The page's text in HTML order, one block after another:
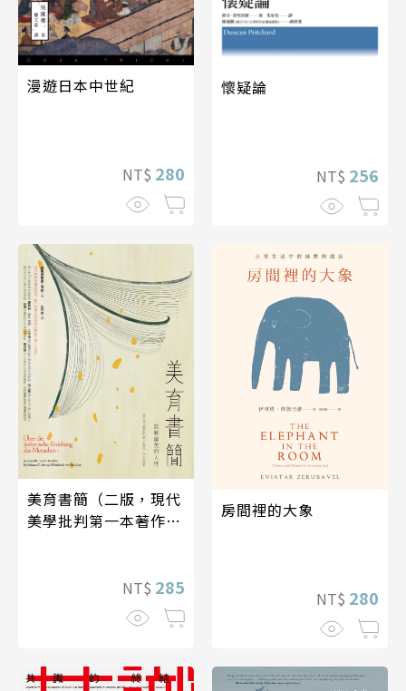
漫遊日本中世紀
NT$ 280
懷疑論
NT$ 256
美育書簡（二版，現代
美學批判第一本著作，
NT$ 285
房間裡的大象
NT$ 280